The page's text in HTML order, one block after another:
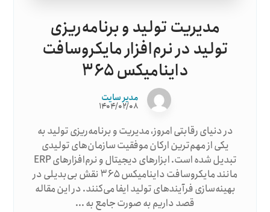
مدیریت تولید و برنامه‌ریزی
تولید در نرم‌افزار مایکروسافت
داینامیکس ۳۶۵
مدیر سایت
۱۴۰۴/۰۲/۰۸
در دنیای رقابتی امروز، مدیریت و برنامه‌ریزی تولید به
یکی از مهم‌ترین ارکان موفقیت سازمان‌های تولیدی
تبدیل شده است. ابزارهای دیجیتال و نرم‌افزارهای ERP
مانند مایکروسافت داینامیکس ۳۶۵ نقش بی‌بدیلی در
بهینه‌سازی فرآیندهای تولید ایفا می‌کنند. در این مقاله
قصد داریم به صورت جامع به ...